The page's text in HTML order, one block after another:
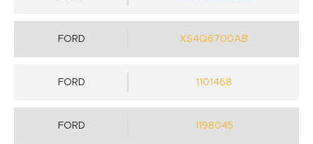
FORD XS4Q6700AB
FORD 1101468
FORD 1198045